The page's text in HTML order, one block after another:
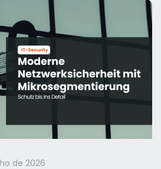
de 2026